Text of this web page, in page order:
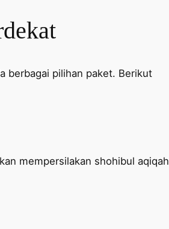
berbagai pilihan paket. Berikut
mempersilakan shohibul aqiqah